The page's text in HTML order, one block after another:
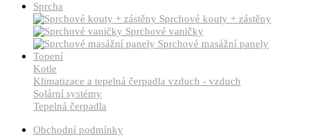
Sprcha
Sprchové kouty + zástěny
Sprchové vaničky
Sprchové masážní panely
Topení
Kotle
Klimatizace a tepelná čerpadla vzduch - vzduch
Solární systémy
Tepelná čerpadla
Obchodní podmínky